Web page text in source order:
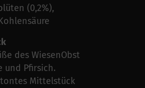
(0,2%),
des WiesenObst
und Pfirsich.
Mittelstück